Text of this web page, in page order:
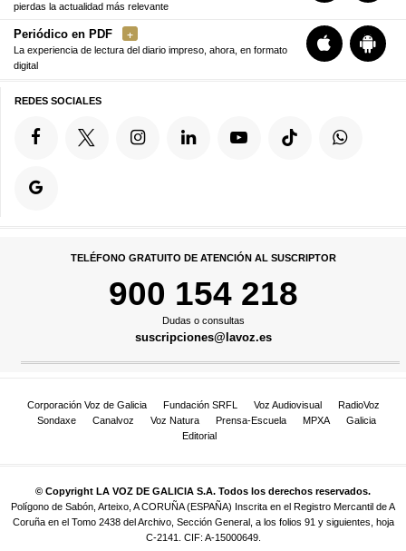
pierdas la actualidad más relevante
Periódico en PDF
La experiencia de lectura del diario impreso, ahora, en formato
digital
REDES SOCIALES
TELÉFONO GRATUITO DE ATENCIÓN AL SUSCRIPTOR
900 154 218
Dudas o consultas
suscripciones@lavoz.es
Corporación Voz de Galicia Fundación SRFL Voz Audiovisual
RadioVoz
Sondaxe
Canalvoz Voz Natura Prensa-Escuela MPXA
Galicia
Editorial
© Copyright LA VOZ DE GALICIA S.A. Todos los derechos reservados.
Polígono de Sabón, Arteixo, A CORUÑA (ESPAÑA) Inscrita en el Registro Mercantil de A
Coruña en el Tomo 2438 del Archivo, Sección General, a los folios 91 y siguientes, hoja
C-2141. CIF: A-15000649.